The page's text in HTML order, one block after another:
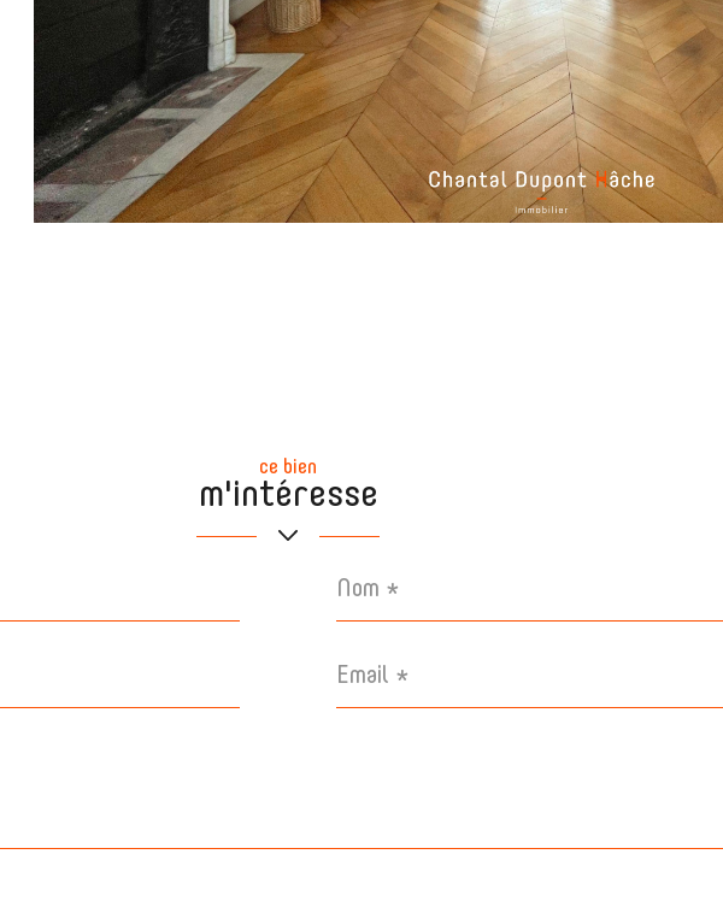
ce bien
m'intéresse
Nom
Email